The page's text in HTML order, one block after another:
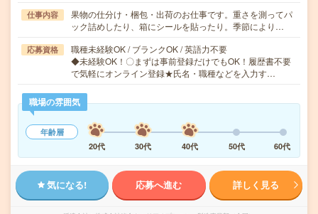
仕事内容
果物の仕分け・梱包・出荷のお仕事です。重さを測ってパ
ック詰めしたり、箱にシールを貼ったり。季節により…
応募資格
職種未経験OK / ブランクOK / 英語力不要
◆未経験OK！〇まずは事前登録だけでもOK！履歴書不要
で気軽にオンライン登録★氏名・職種などを入力す…
職場の雰囲気
年齢層
20代
30代 40代 50代 60代
気になる! 応募へ進む 詳しく見る